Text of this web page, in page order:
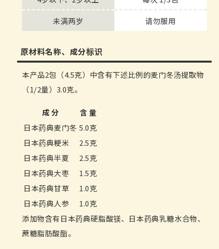
未满两岁 请勿服用
原材料名称、成分标识
本产品2包（4.5克）中含有下述比例的麦门冬汤提取物
（1/2量）3.0克。
成 分
含 量
日本药典麦门冬 5.0克
日本药典粳米
2.5克
日本药典半夏
2.5克
日本药典大枣
1.5克
日本药典甘草
1.0克
日本药典人参
1.0克
添加物含有日本药典硬脂酸镁、日本药典乳糖水合物、
蔗糖脂肪酸酯。